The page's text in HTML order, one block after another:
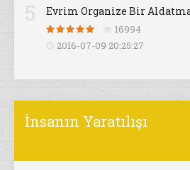
Evrim Organize Bir
16994
2016-07-09 20:25:27
İnsanın Yaratılışı